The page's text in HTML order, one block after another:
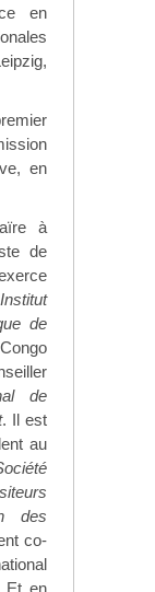
en
en
à
de
Institut
de
de
. Il est
au
des
co-
Et en